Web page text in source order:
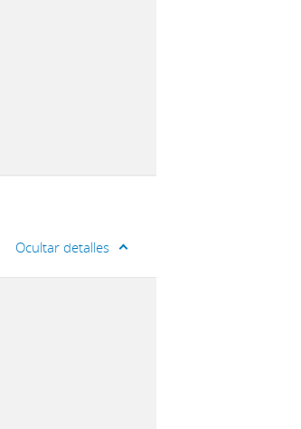
Ocultar detalles